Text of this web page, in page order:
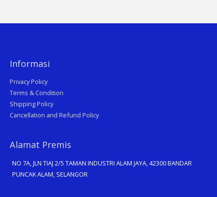
Informasi
Privacy Policy
Terms & Condition
Shipping Policy
Cancellation and Refund Policy
Alamat Premis
NO 7A, JLN TIAJ 2/5 TAMAN INDUSTRI ALAM JAYA, 42300 BANDAR
PUNCAK ALAM, SELANGOR